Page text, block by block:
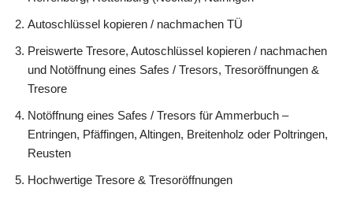
Autoschlüssel kopieren / nachmachen TÜ
Preiswerte Tresore, Autoschlüssel kopieren / nachmachen
und Notöffnung eines Safes / Tresors, Tresoröffnungen &
Tresore
Notöffnung eines Safes / Tresors für Ammerbuch –
Entringen, Pfäffingen, Altingen, Breitenholz oder Poltringen,
Reusten
Hochwertige Tresore & Tresoröffnungen